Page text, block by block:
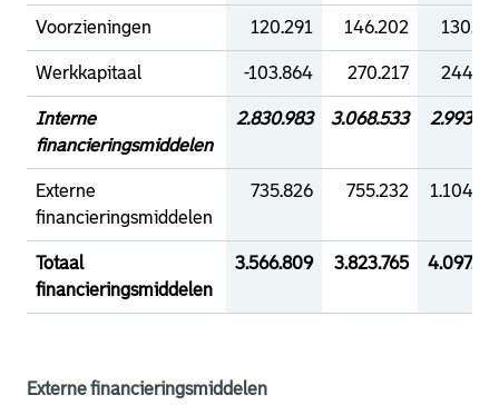
Voorzieningen 120.291 146.202
Werkkapitaal -103.864 270.217
Interne
financieringsmiddelen
2.830.983 3.068.533
Externe
financieringsmiddelen
735.826 755.232
Totaal
financieringsmiddelen
3.566.809 3.823.765
Externe financieringsmiddelen